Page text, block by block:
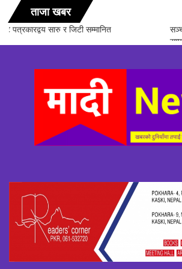
ताजा खबर
सञ्चारिका समूह गण्डकीद्धारा ‘सञ्चारमा क्वान्टम हिलिङको